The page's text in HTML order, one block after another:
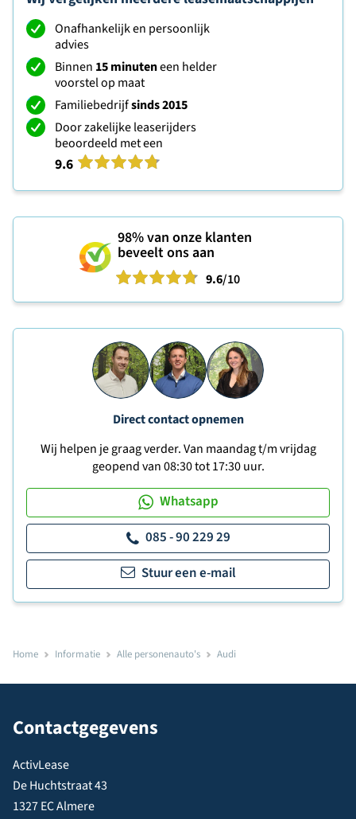
Onafhankelijk en persoonlijk
advies
Binnen 15 minuteneen helder
voorstel op maat
Familiebedrijfsinds 2015
Door zakelijke leaserijders
beoordeeld met een
9.6
98%van onze klanten
beveelt ons aan
9.6/10
Direct contact opnemen
Wij helpen je graag verder. Van maandag t/m vrijdag
geopend van 08:30 tot 17:30 uur.
Whatsapp
085 - 90 229 29
Stuur een e-mail
Home Informatie Alle personenauto's Audi
Contactgegevens
ActivLease
De Huchtstraat 43
1327 EC Almere